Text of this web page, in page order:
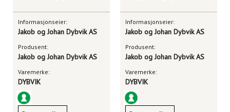
Informasjonseier:
Jakob og Johan Dybvik AS
Produsent:
Jakob og Johan Dybvik AS
Varemerke:
DYBVIK
Informasjonseier:
Jakob og Johan Dybvik AS
Produsent:
Jakob og Johan Dybvik AS
Varemerke:
DYBVIK